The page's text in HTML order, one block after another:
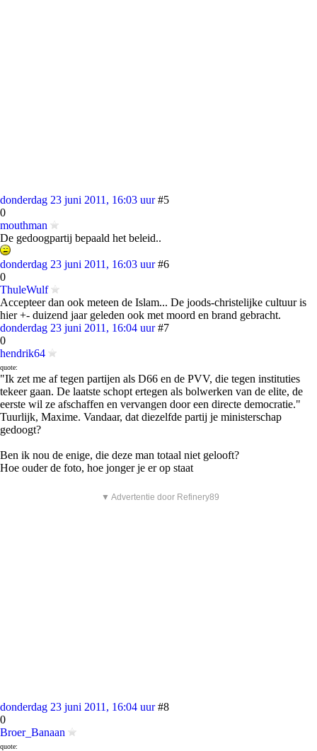
donderdag 23 juni 2011, 16:03 uur #5
0
mouthman
De gedoogpartij bepaald het beleid..
donderdag 23 juni 2011, 16:03 uur #6
0
ThuleWulf
Accepteer dan ook meteen de Islam... De joods-christelijke cultuur is
hier +- duizend jaar geleden ook met moord en brand gebracht.
donderdag 23 juni 2011, 16:04 uur #7
0
hendrik64
quote:
"Ik zet me af tegen partijen als D66 en de PVV, die tegen instituties
tekeer gaan. De laatste schopt ertegen als bolwerken van de elite, de
eerste wil ze afschaffen en vervangen door een directe democratie."
Tuurlijk, Maxime. Vandaar, dat diezelfde partij je ministerschap
gedoogt?
Ben ik nou de enige, die deze man totaal niet gelooft?
Hoe ouder de foto, hoe jonger je er op staat
▼ Advertentie door Refinery89
donderdag 23 juni 2011, 16:04 uur #8
0
Broer_Banaan
quote: